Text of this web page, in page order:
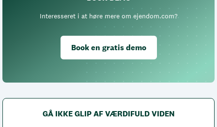
Interesseret i at høre mere om ejendom.com?
Book en gratis demo
GÅ IKKE GLIP AF VÆRDIFULD VIDEN